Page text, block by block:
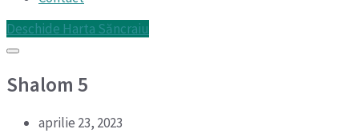
Deschide Harta Săncraiu
Shalom 5
aprilie 23, 2023